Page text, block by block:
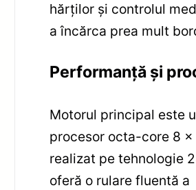
hărților și controlul
a încărca prea mult
Performanță și
Motorul principal este
procesor octa-core 8 x
realizat pe tehnologie
oferă o rulare fluentă a